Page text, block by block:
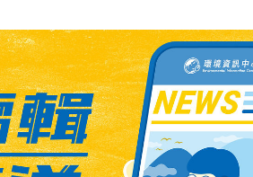
縣太麻里的戶外種樹教室，面積有
常使用的行道樹。從還在苗圃階段
構修剪、成樹冠幅修剪，因風災樹
長期修剪及生長歷程紀錄，以便了
行道樹修剪常見的難處，包括樹木生
礙車